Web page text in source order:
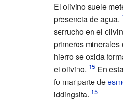
El olivino suele
presencia de agua.
serrucho en el
primeros minerales
hierro se oxida
el olivino.
En
formar parte de
iddingsita.